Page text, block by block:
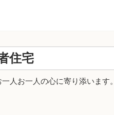
住宅
人お一人の心に寄り添います。